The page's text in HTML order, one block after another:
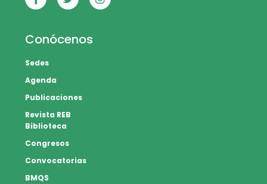
Conócenos
Sedes
Agenda
Publicaciones
Revista REB
Biblioteca
Congresos
Convocatorias
BMQS